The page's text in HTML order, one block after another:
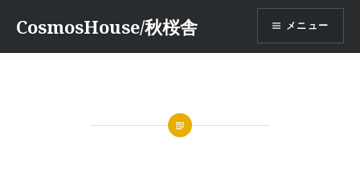
テ
CosmosHouse/秋桜舎 メニュー